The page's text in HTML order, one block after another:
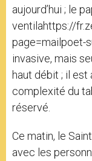
aujourd’hui ; le
ventilahttps://
page=mailpoet-
invasive, mais
haut débit ; il est
complexité du
réservé.
Ce matin, le
avec les